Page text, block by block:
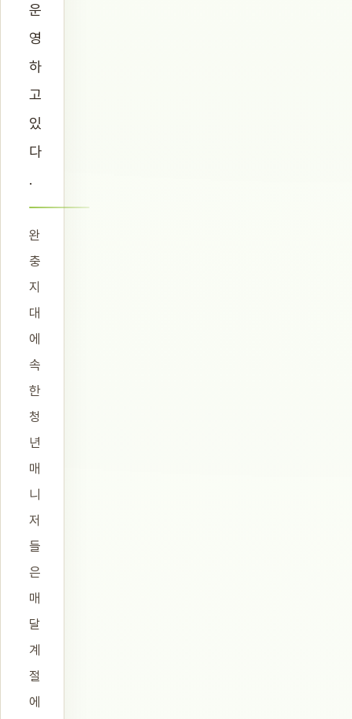
운
영
하
고
있
다
.
완
충
지
대
에
속
한
청
년
매
니
저
들
은
매
달
계
절
에